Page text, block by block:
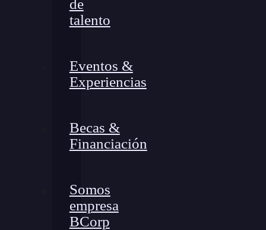
de
talento
Eventos &
Experiencias
Becas &
Financiación
Somos
empresa
BCorp